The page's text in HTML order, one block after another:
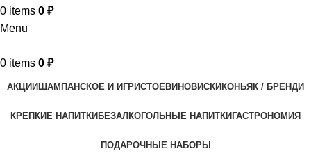
0 items 0 ₽
Menu
0 items 0 ₽
АКЦИИШАМПАНСКОЕ И ИГРИСТОЕВИНОВИСКИКОНЬЯК / БРЕНДИ
КРЕПКИЕ НАПИТКИБЕЗАЛКОГОЛЬНЫЕ НАПИТКИГАСТРОНОМИЯ
ПОДАРОЧНЫЕ НАБОРЫ